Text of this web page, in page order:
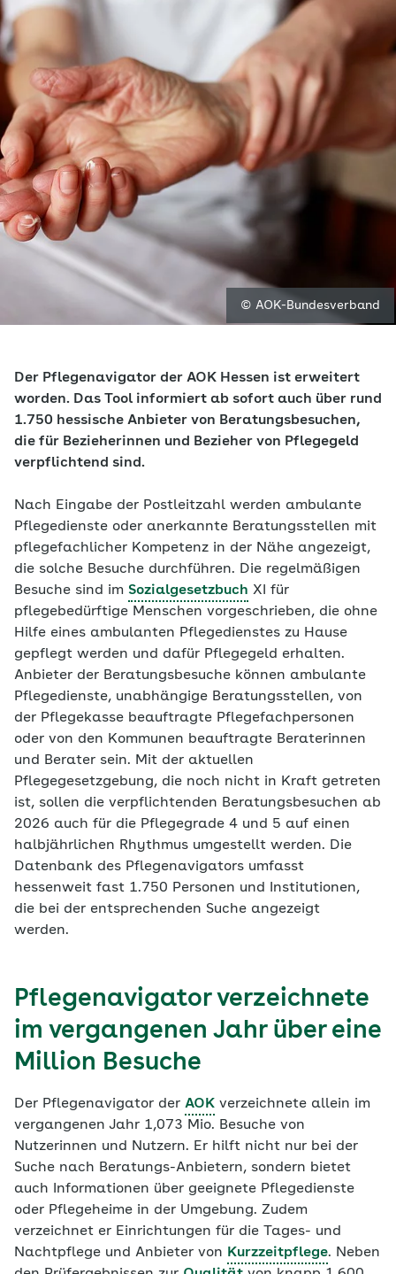
© AOK-Bundesverband
Der Pflegenavigator der AOK Hessen ist erweitert
worden. Das Tool informiert ab sofort auch über rund
1.750 hessische Anbieter von Beratungsbesuchen,
die für Bezieherinnen und Bezieher von Pflegegeld
verpflichtend sind.
Nach Eingabe der Postleitzahl werden ambulante
Pflegedienste oder anerkannte Beratungsstellen mit
pflegefachlicher Kompetenz in der Nähe angezeigt,
die solche Besuche durchführen. Die regelmäßigen
Besuche sind im Sozialgesetzbuch XI für
pflegebedürftige Menschen vorgeschrieben, die ohne
Hilfe eines ambulanten Pflegedienstes zu Hause
gepflegt werden und dafür Pflegegeld erhalten.
Anbieter der Beratungsbesuche können ambulante
Pflegedienste, unabhängige Beratungsstellen, von
der Pflegekasse beauftragte Pflegefachpersonen
oder von den Kommunen beauftragte Beraterinnen
und Berater sein. Mit der aktuellen
Pflegegesetzgebung, die noch nicht in Kraft getreten
ist, sollen die verpflichtenden Beratungsbesuchen ab
2026 auch für die Pflegegrade 4 und 5 auf einen
halbjährlichen Rhythmus umgestellt werden. Die
Datenbank des Pflegenavigators umfasst
hessenweit fast 1.750 Personen und Institutionen,
die bei der entsprechenden Suche angezeigt
werden.
Pflegenavigator verzeichnete
im vergangenen Jahr über eine
Million Besuche
Der Pflegenavigator der AOK verzeichnete allein im
vergangenen Jahr 1,073 Mio. Besuche von
Nutzerinnen und Nutzern. Er hilft nicht nur bei der
Suche nach Beratungs-Anbietern, sondern bietet
auch Informationen über geeignete Pflegedienste
oder Pflegeheime in der Umgebung. Zudem
verzeichnet er Einrichtungen für die Tages- und
Nachtpflege und Anbieter von Kurzzeitpflege. Neben